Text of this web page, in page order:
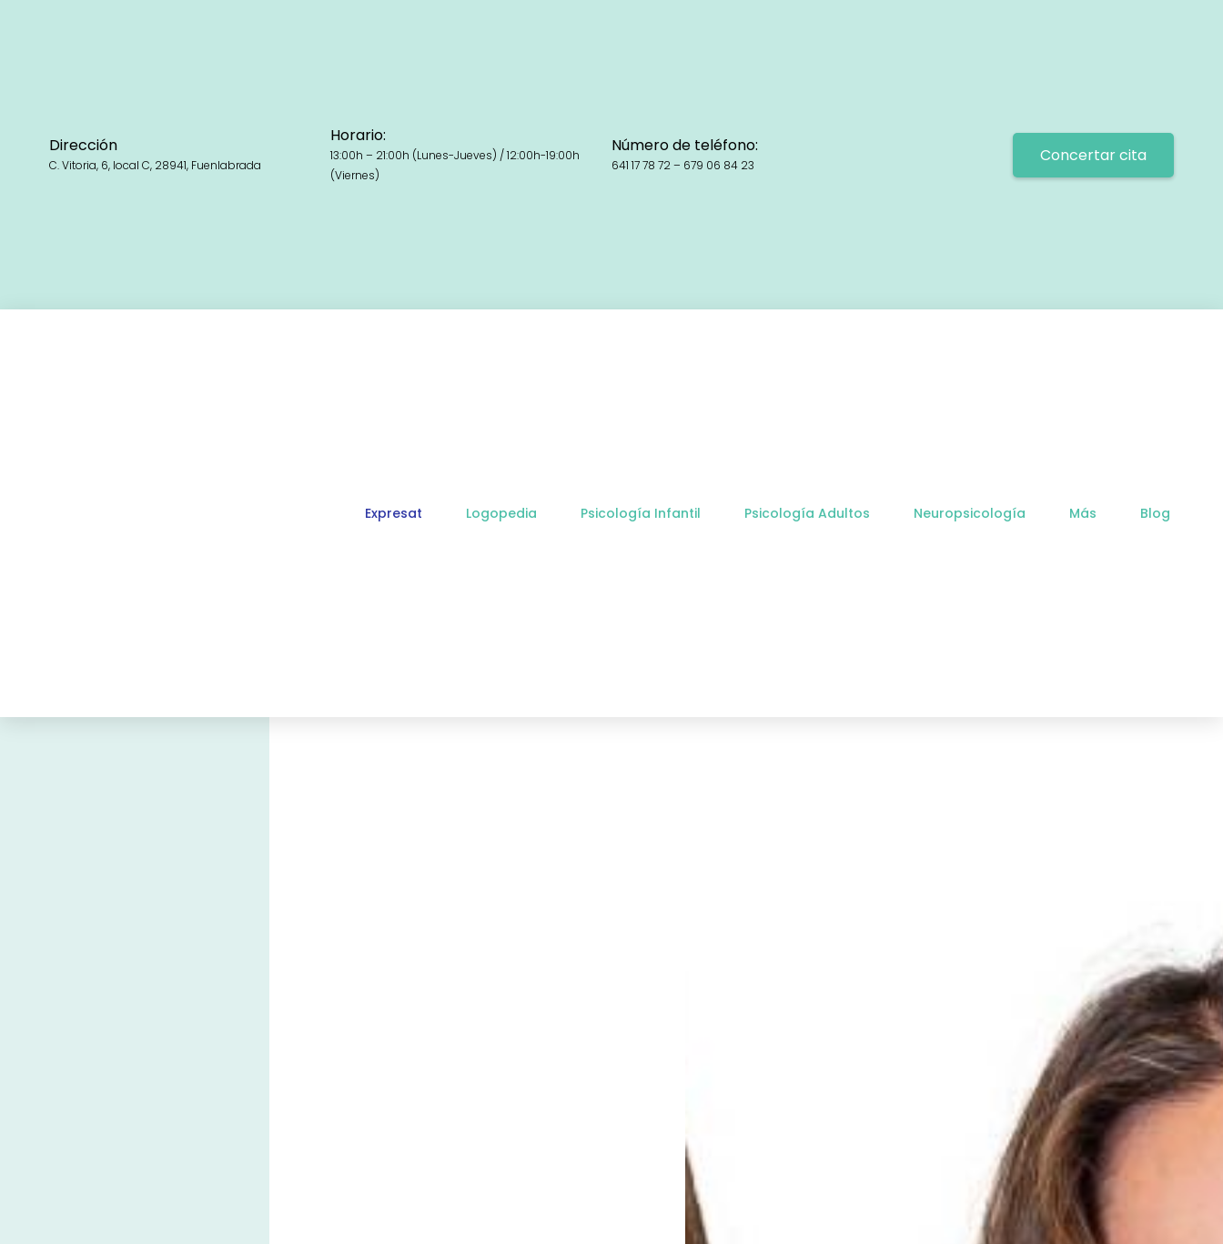
Dirección
C. Vitoria, 6, local C, 28941, Fuenlabrada
Horario:
13:00h – 21:00h (Lunes-Jueves) / 12:00h-19:00h
(Viernes)
Número de teléfono:
641 17 78 72 – 679 06 84 23 Concertar cita
Expresat Logopedia Psicología Infantil Psicología Adultos Neuropsicología Más Blog